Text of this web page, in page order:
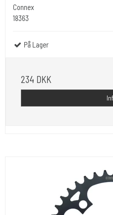
Connex
18363
På Lager
234 DKK